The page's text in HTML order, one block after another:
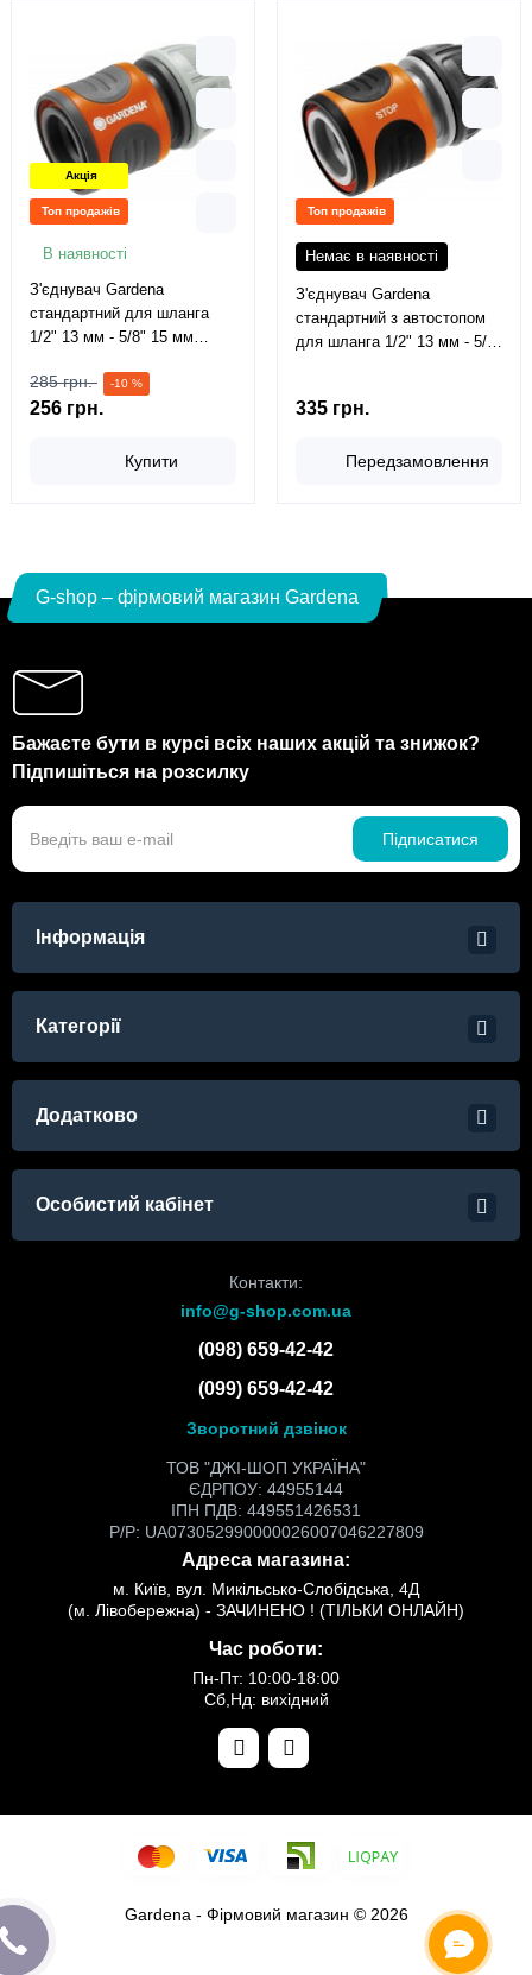
Акція
Топ продажів
В наявності
З'єднувач Gardena
стандартний для шланга
1/2" 13 мм - 5/8" 15 мм
285 грн. -10 %
256 грн.
Купити
Топ продажів
Немає в наявності
З'єднувач Gardena
стандартний з автостопом
для шланга 1/2" 13 мм - 5/8"
335 грн.
Передзамовлення
G-shop – фірмовий магазин Gardena
Бажаєте бути в курсі всіх наших акцій та знижок?
Підпишіться на розсилку
Підписатися
Інформація
Категорії
Додатково
Особистий кабінет
Контакти:
info@g-shop.com.ua
(098) 659-42-42
(099) 659-42-42
Зворотний дзвінок
ТОВ "ДЖІ-ШОП УКРАЇНА"
ЄДРПОУ: 44955144
ІПН ПДВ: 449551426531
Р/Р: UA073052990000026007046227809
Адреса магазина:
м. Київ, вул. Микільсько-Слобідська, 4Д
(м. Лівобережна) - ЗАЧИНЕНО ! (ТІЛЬКИ ОНЛАЙН)
Час роботи:
Пн-Пт: 10:00-18:00
Сб,Нд: вихідний
Gardena - Фірмовий магазин © 2026